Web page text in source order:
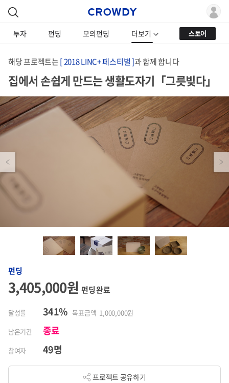
투자 펀딩 모의펀딩 더보기 스토어
해당 프로젝트는[ 2018 LINC+ 페스티벌 ]과 함께 합니다
집에서 손쉽게 만드는 생활도자기「그릇빚다」
Previous Next
펀딩
3,405,000원펀딩 완료
달성률 341% 목표금액 1,000,000원
남은기간
종료
참여자 49명
프로젝트 공유하기